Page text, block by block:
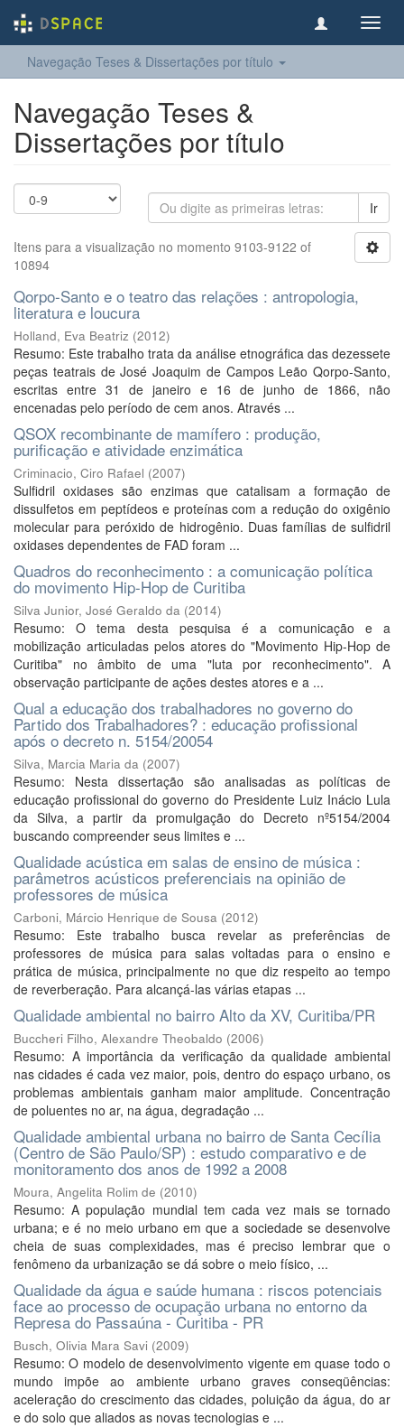
Navegação Teses & Dissertações por título
Navegação Teses &
Dissertações por título
Ir
Itens para a visualização no momento 9103-9122 of
10894
Qorpo-Santo e o teatro das relações : antropologia,
literatura e loucura
Holland, Eva Beatriz (2012)
Resumo: Este trabalho trata da análise etnográfica das dezessete
peças teatrais de José Joaquim de Campos Leão Qorpo-Santo,
escritas entre 31 de janeiro e 16 de junho de 1866, não
encenadas pelo período de cem anos. Através ...
QSOX recombinante de mamífero : produção,
purificação e atividade enzimática
Criminacio, Ciro Rafael (2007)
Sulfidril oxidases são enzimas que catalisam a formação de
dissulfetos em peptídeos e proteínas com a redução do oxigênio
molecular para peróxido de hidrogênio. Duas famílias de sulfidril
oxidases dependentes de FAD foram ...
Quadros do reconhecimento : a comunicação política
do movimento Hip-Hop de Curitiba
Silva Junior, José Geraldo da (2014)
Resumo: O tema desta pesquisa é a comunicação e a
mobilização articuladas pelos atores do "Movimento Hip-Hop de
Curitiba" no âmbito de uma "luta por reconhecimento". A
observação participante de ações destes atores e a ...
Qual a educação dos trabalhadores no governo do
Partido dos Trabalhadores? : educação profissional
após o decreto n. 5154/20054
Silva, Marcia Maria da (2007)
Resumo: Nesta dissertação são analisadas as políticas de
educação profissional do governo do Presidente Luiz Inácio Lula
da Silva, a partir da promulgação do Decreto nº5154/2004
buscando compreender seus limites e ...
Qualidade acústica em salas de ensino de música :
parâmetros acústicos preferenciais na opinião de
professores de música
Carboni, Márcio Henrique de Sousa (2012)
Resumo: Este trabalho busca revelar as preferências de
professores de música para salas voltadas para o ensino e
prática de música, principalmente no que diz respeito ao tempo
de reverberação. Para alcançá-las várias etapas ...
Qualidade ambiental no bairro Alto da XV, Curitiba/PR
Buccheri Filho, Alexandre Theobaldo (2006)
Resumo: A importância da verificação da qualidade ambiental
nas cidades é cada vez maior, pois, dentro do espaço urbano, os
problemas ambientais ganham maior amplitude. Concentração
de poluentes no ar, na água, degradação ...
Qualidade ambiental urbana no bairro de Santa Cecília
(Centro de São Paulo/SP) : estudo comparativo e de
monitoramento dos anos de 1992 a 2008
Moura, Angelita Rolim de (2010)
Resumo: A população mundial tem cada vez mais se tornado
urbana; e é no meio urbano em que a sociedade se desenvolve
cheia de suas complexidades, mas é preciso lembrar que o
fenômeno da urbanização se dá sobre o meio físico, ...
Qualidade da água e saúde humana : riscos potenciais
face ao processo de ocupação urbana no entorno da
Represa do Passaúna - Curitiba - PR
Busch, Olivia Mara Savi (2009)
Resumo: O modelo de desenvolvimento vigente em quase todo o
mundo impõe ao ambiente urbano graves conseqüências:
aceleração do crescimento das cidades, poluição da água, do ar
e do solo que aliados as novas tecnologias e ...